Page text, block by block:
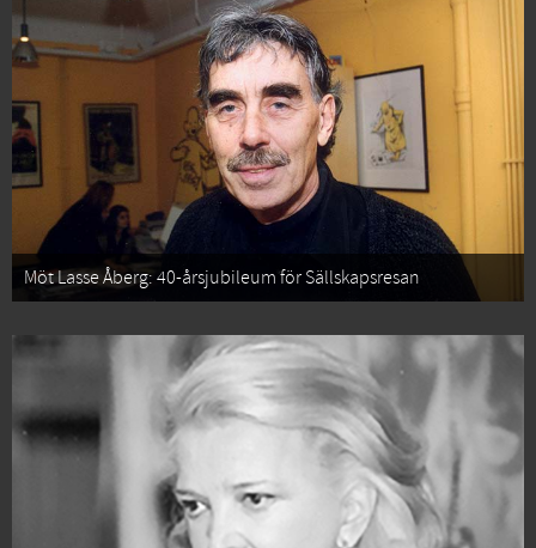
Möt Lasse Åberg: 40-årsjubileum för Sällskapsresan